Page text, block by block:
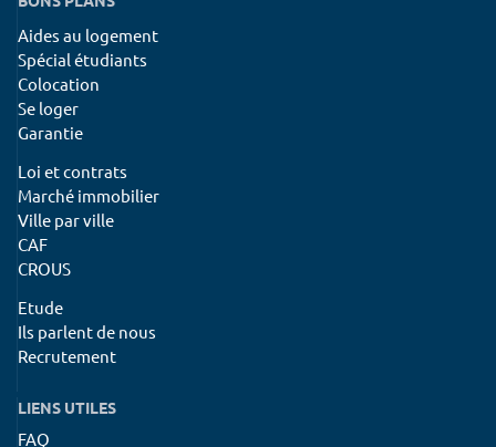
Aides au logement
Spécial étudiants
Colocation
Se loger
Garantie
Loi et contrats
Marché immobilier
Ville par ville
CAF
CROUS
Etude
Ils parlent de nous
Recrutement
LIENS UTILES
FAQ